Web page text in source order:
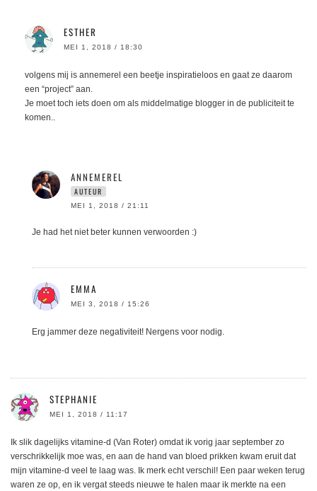
ESTHER
MEI 1, 2018 / 18:30
volgens mij is annemerel een beetje inspiratieloos en gaat ze daarom
een “project” aan.
Je moet toch iets doen om als middelmatige blogger in de publiciteit te
komen..
ANNEMEREL
AUTEUR
MEI 1, 2018 / 21:11
Je had het niet beter kunnen verwoorden :)
EMMA
MEI 3, 2018 / 15:26
Erg jammer deze negativiteit! Nergens voor nodig.
STEPHANIE
MEI 1, 2018 / 11:17
Ik slik dagelijks vitamine-d (Van Roter) omdat ik vorig jaar september zo
verschrikkelijk moe was, en aan de hand van bloed prikken kwam eruit dat
mijn vitamine-d veel te laag was. Ik merk echt verschil! Een paar weken terug
waren ze op, en ik vergat steeds nieuwe te halen maar ik merkte na een